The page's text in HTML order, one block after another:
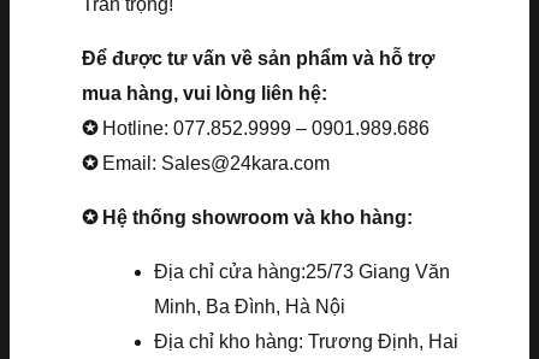
Để được tư vấn về sản phẩm và hỗ trợ
mua hàng, vui lòng liên hệ:
✪ Hotline: 077.852.9999 – 0901.989.686
✪ Email: Sales@24kara.com
✪ Hệ thống showroom và kho hàng:
Địa chỉ cửa hàng:25/73 Giang Văn
Minh, Ba Đình, Hà Nội
Địa chỉ kho hàng: Trương Định, Hai